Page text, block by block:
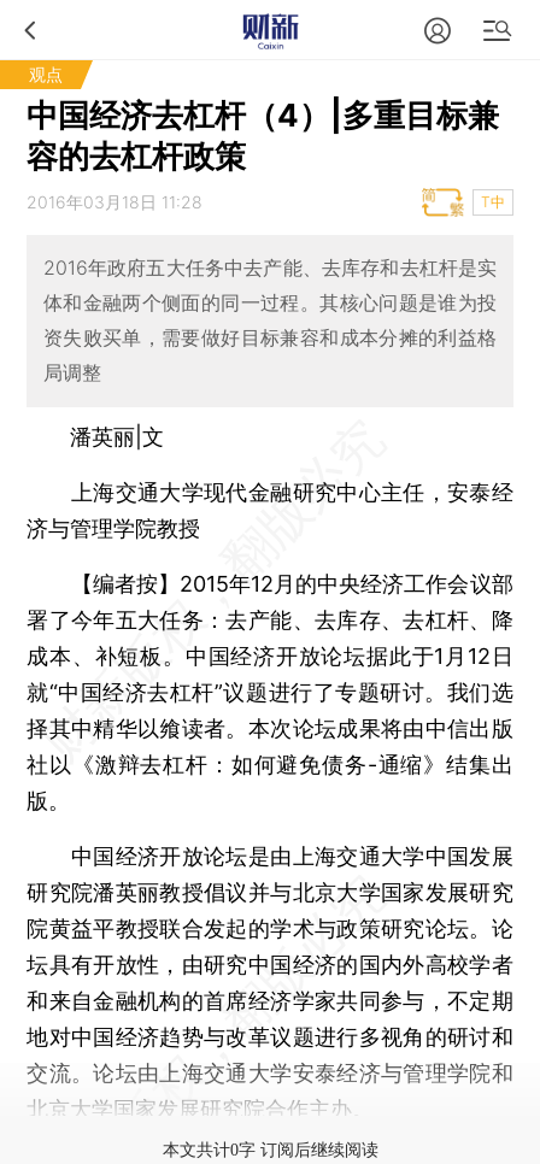
观点
中国经济去杠杆（4）|多重目标兼
容的去杠杆政策
2016年03月18日 11:28 T中
2016年政府五大任务中去产能、去库存和去杠杆是实
体和金融两个侧面的同一过程。其核心问题是谁为投
资失败买单，需要做好目标兼容和成本分摊的利益格
局调整
潘英丽|文
上海交通大学现代金融研究中心主任，安泰经
济与管理学院教授
【编者按】2015年12月的中央经济工作会议部
署了今年五大任务：去产能、去库存、去杠杆、降
成本、补短板。中国经济开放论坛据此于1月12日
就“中国经济去杠杆”议题进行了专题研讨。我们选
择其中精华以飨读者。本次论坛成果将由中信出版
社以《激辩去杠杆：如何避免债务-通缩》结集出
版。
中国经济开放论坛是由上海交通大学中国发展
研究院潘英丽教授倡议并与北京大学国家发展研究
院黄益平教授联合发起的学术与政策研究论坛。论
坛具有开放性，由研究中国经济的国内外高校学者
和来自金融机构的首席经济学家共同参与，不定期
地对中国经济趋势与改革议题进行多视角的研讨和
交流。论坛由上海交通大学安泰经济与管理学院和
北京大学国家发展研究院合作主办。
本文共计0字 订阅后继续阅读